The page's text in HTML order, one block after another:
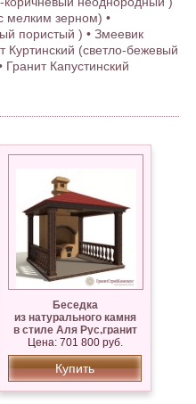
мелким зерном) •
пористый ) • Змеевик
(светло-бежевый
Капустинский
Беседка
из натурального камня
в стиле Аля Рус,гранит
Цена: 701 800 руб.
Купить